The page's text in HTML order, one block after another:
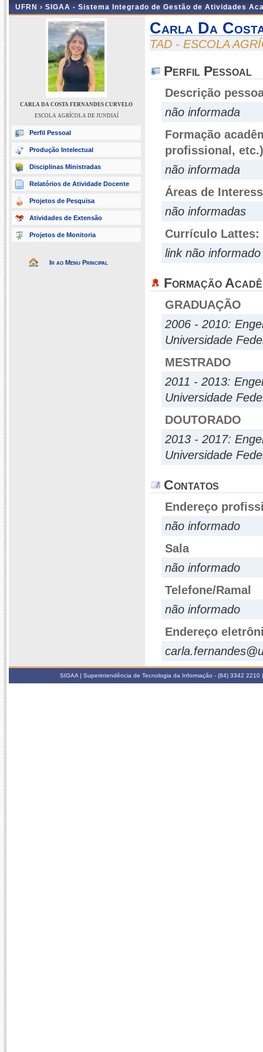
UFRN › SIGAA - Sistema Integrado de Gestão de Atividades
CARLA DA COSTA FERNANDES CURVELO
ESCOLA AGRÍCOLA DE JUNDIAÍ
Perfil Pessoal
Produção Intelectual
Disciplinas Ministradas
Relatórios de Atividade Docente
Projetos de Pesquisa
Atividades de Extensão
Projetos de Monitoria
Ir ao Menu Principal
Carla Da
TAD - ESCOLA
Perfil Pessoal
Descrição
não informada
Formação
profissional, etc.)
não informada
Áreas de
não informadas
Currículo Lattes:
link não informado
Formação
GRADUAÇÃO
2006 - 2010:
Universidade
MESTRADO
2011 - 2013:
Universidade
DOUTORADO
2013 - 2017:
Universidade
Contatos
Endereço
não informado
Sala
não informado
Telefone/Ramal
não informado
Endereço
SIGAA | Superintendência de Tecnologia da Informação - (84) 3342